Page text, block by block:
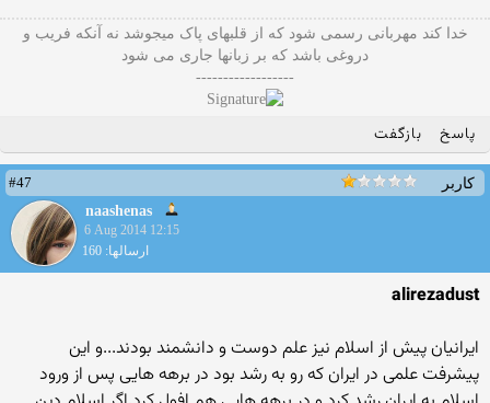
خدا کند مهربانی رسمی شود که از قلبهای پاک میجوشد نه آنکه فریب و
دروغی باشد که بر زبانها جاری می شود
------------------
پاسخ بازگفت
کاربر
#47
naashenas
6 Aug 2014 12:15
ارسالها: 160
alirezadust
ایرانیان پیش از اسلام نیز علم دوست و دانشمند بودند...و این
پیشرفت علمی در ایران که رو به رشد بود در برهه هایی پس از ورود